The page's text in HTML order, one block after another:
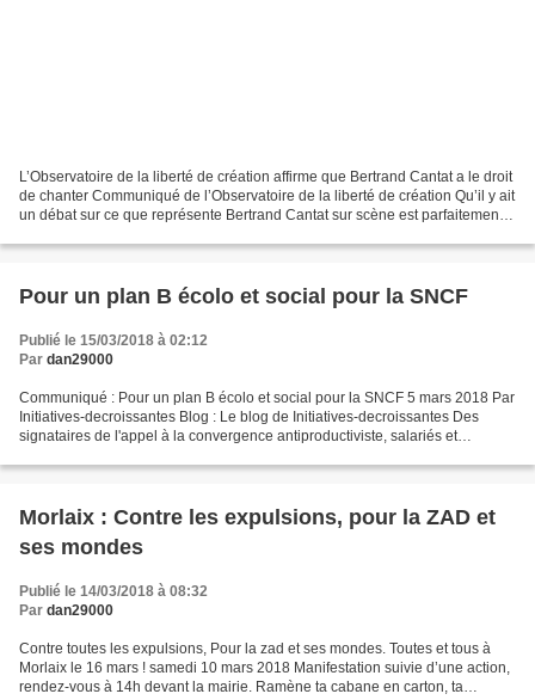
L’Observatoire de la liberté de création affirme que Bertrand Cantat a le droit
de chanter Communiqué de l’Observatoire de la liberté de création Qu’il y ait
un débat sur ce que représente Bertrand Cantat sur scène est parfaitement
Pour un plan B écolo et social pour la SNCF
Publié le 15/03/2018 à 02:12
Par dan29000
Communiqué : Pour un plan B écolo et social pour la SNCF 5 mars 2018 Par
Initiatives-decroissantes Blog : Le blog de Initiatives-decroissantes Des
signataires de l'appel à la convergence antiproductiviste, salariés et
Morlaix : Contre les expulsions, pour la ZAD et
ses mondes
Publié le 14/03/2018 à 08:32
Par dan29000
Contre toutes les expulsions, Pour la zad et ses mondes. Toutes et tous à
Morlaix le 16 mars ! samedi 10 mars 2018 Manifestation suivie d’une action,
rendez-vous à 14h devant la mairie. Ramène ta cabane en carton, ta